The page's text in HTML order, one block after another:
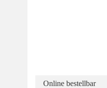
Online bestellbar